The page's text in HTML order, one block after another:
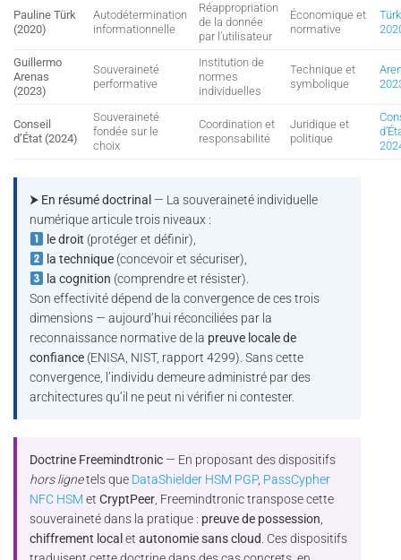
Pauline Türk
(2020)
Autodétermination
informationnelle
Réappropriation
de la donnée
par l’utilisateur
Économique et
normative
Guillermo
Arenas
(2023)
Souveraineté
performative
Institution de
normes
individuelles
Technique et
symbolique
Conseil
d’État (2024)
Souveraineté
fondée sur le
choix
Coordination et
responsabilité
Juridique et
politique
⮞ En résumé doctrinal — La souveraineté individuelle
numérique articule trois niveaux :
le droit (protéger et définir),
la technique (concevoir et sécuriser),
la cognition (comprendre et résister).
Son effectivité dépend de la convergence de ces trois
dimensions — aujourd’hui réconciliées par la
reconnaissance normative de la preuve locale de
confiance (ENISA, NIST, rapport 4299). Sans cette
convergence, l’individu demeure administré par des
architectures qu’il ne peut ni vérifier ni contester.
Doctrine Freemindtronic — En proposant des dispositifs
hors lignetels que DataShielder HSM PGP, PassCypher
NFC HSM etCryptPeer , Freemindtronic transpose cette
souveraineté dans la pratique : preuve de possession
chiffrement local etautonomie sans cloud . Ces dispositifs